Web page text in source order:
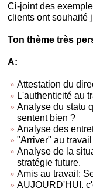
Ci-joint des
clients ont souhaité
Ton thème très
A:
Attestation du
L'authenticité au
Analyse du statu
sentent bien ?
Analyse des
"Arriver" au travail
Analyse de la
stratégie future.
Amis au travail:
AUJOURD'HUI,